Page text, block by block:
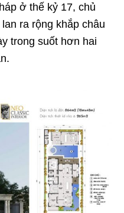
ở thế kỷ 17, chủ
ra rộng khắp châu
trong suốt hơn hai